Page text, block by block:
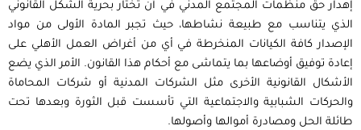
إهدار حق منظمات المجتمع المدني في أن تختار بحرية الشكل القانوني
الذي يتناسب مع طبيعة نشاطها، حيث تجبر المادة الأولى من مواد
الإصدار كافة الكيانات المنخرطة في أي من أغراض العمل الأهلي على
إعادة توفيق أوضاعها بما يتماشى مع أحكام هذا القانون. الأمر الذي يضع
الأشكال القانونية الأخرى مثل الشركات المدنية أو شركات المحاماة
والحركات الشبابية والاجتماعية التي تأسست قبل الثورة وبعدها تحت
طائلة الحل ومصادرة أموالها وأصولها.